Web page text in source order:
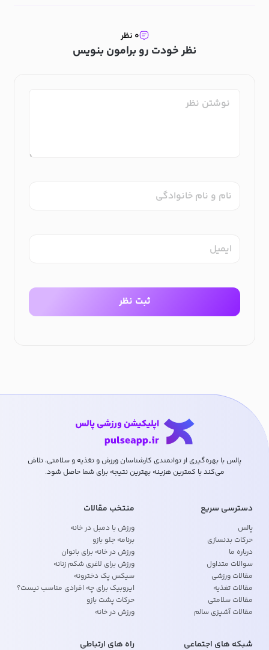
نظر خودت رو برامون بنویس
۰ نظر
نام و نام خانوادگی
ایمیل
ثبت نظر
پالس با بهره‌گیری از توانمندی کارشناسان ورزش و تغذیه و سلامتی، تلاش
می‌کند با کمترین هزینه بهترین نتیجه برای شما حاصل شود.
دسترسی سریع
پالس
حرکات بدنسازی
درباره ما
سوالات متداول
مقالات ورزشی
مقالات تغذیه
مقالات سلامتی
مقالات آشپزی سالم
منتخب مقالات
ورزش با دمبل در خانه
برنامه جلو بازو
ورزش در خانه برای بانوان
ورزش برای لاغری شکم زنانه
سیکس پک دخترونه
ایروبیک برای چه افرادی مناسب نیست؟
حرکات پشت بازو
ورزش در خانه
شبکه های اجتماعی راه های ارتباطی